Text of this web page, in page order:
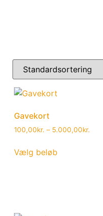
Gavekort
100,00kr. – 5.000,00kr.
Vælg beløb